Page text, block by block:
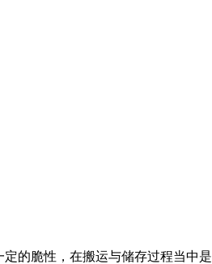
的脆性，在搬运与储存过程当中